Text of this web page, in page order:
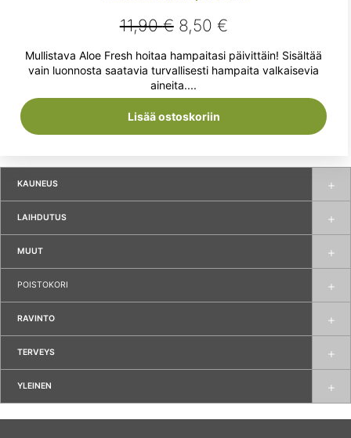
KAUNEUS
LAIHDUTUS
MUUT
POISTOKORI
RAVINTO
TERVEYS
YLEINEN
11,90€ Alkuperäinen
hinta
oli:
11,90 €.
8,50 €Nykyinen
hinta
on:
8,50 €.
Mullistava Aloe Fresh hoitaa hampaitasi päivittäin! Sisältää
vain luonnosta saatavia turvallisesti hampaita valkaisevia
aineita....
Lisää ostoskoriin